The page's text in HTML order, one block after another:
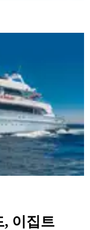
, 이집트